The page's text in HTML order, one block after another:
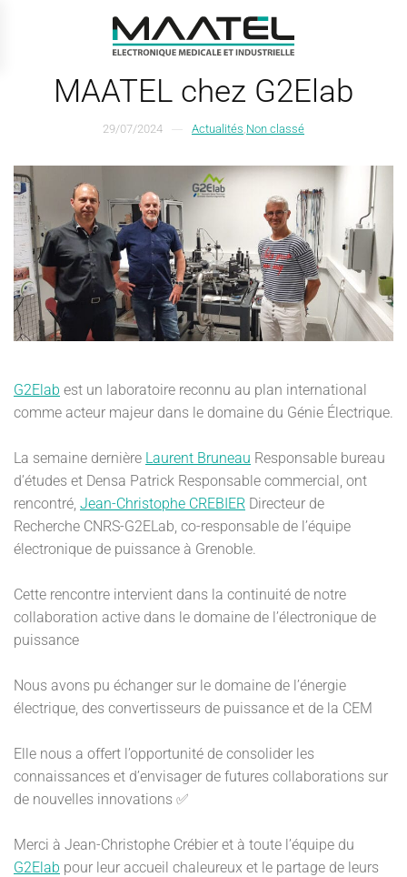
Passer au contenu principal
MAATEL chez G2Elab
29/07/2024 Actualités,Non classé
G2Elab est un laboratoire reconnu au plan international
comme acteur majeur dans le domaine du Génie Électrique.
La semaine dernière Laurent Bruneau Responsable bureau
d’études et Densa Patrick Responsable commercial, ont
rencontré, Jean-Christophe CREBIER Directeur de
Recherche CNRS-G2ELab, co-responsable de l’équipe
électronique de puissance à Grenoble.
Cette rencontre intervient dans la continuité de notre
collaboration active dans le domaine de l’électronique de
puissance
Nous avons pu échanger sur le domaine de l’énergie
électrique, des convertisseurs de puissance et de la CEM
Elle nous a offert l’opportunité de consolider les
connaissances et d’envisager de futures collaborations sur
de nouvelles innovations ✅
Merci à Jean-Christophe Crébier et à toute l’équipe du
G2Elab pour leur accueil chaleureux et le partage de leurs